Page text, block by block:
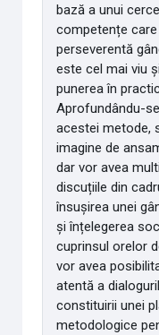
bază a unui
competențe
perseverentă
este cel mai viu
punerea în
Aprofundându-
acestei metode,
imagine de
dar vor avea
discuțiile din
însușirea unei
și înțelegerea
cuprinsul orelor
vor avea
atentă a
constituirii unei
metodologice